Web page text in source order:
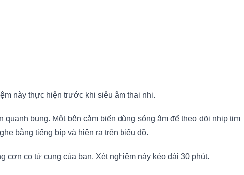
này thực hiện trước khi siêu âm thai nhi.
bụng. Một bên cảm biến dùng sóng âm để theo dõi nhịp tim
bằng tiếng bíp và hiện ra trên biểu đồ.
cơn co tử cung của bạn. Xét nghiệm này kéo dài 30 phút.